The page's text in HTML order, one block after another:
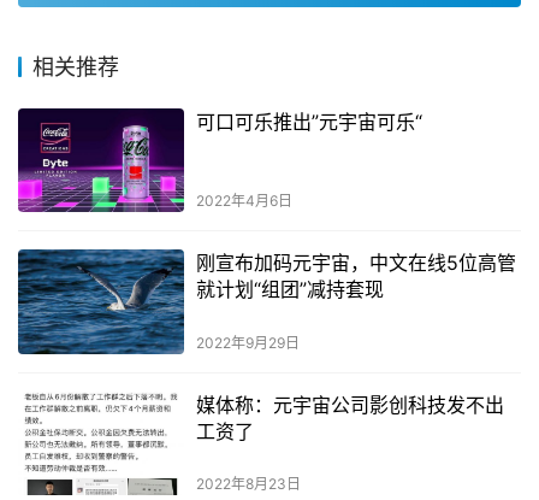
相关推荐
可口可乐推出”元宇宙可乐“
2022年4月6日
刚宣布加码元宇宙，中文在线5位高管
就计划“组团”减持套现
2022年9月29日
媒体称：元宇宙公司影创科技发不出
工资了
2022年8月23日